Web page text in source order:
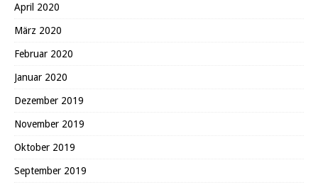
April 2020
März 2020
Februar 2020
Januar 2020
Dezember 2019
November 2019
Oktober 2019
September 2019